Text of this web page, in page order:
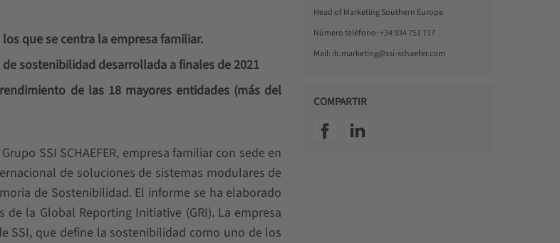
que se centra la empresa familiar.
sostenibilidad desarrollada a finales de 2021
de las 18 mayores entidades (más del
SSI SCHAEFER, empresa familiar con sede en
de soluciones de sistemas modulares de
de Sostenibilidad. El informe se ha elaborado
la Global Reporting Initiative (GRI). La empresa
SSI, que define la sostenibilidad como uno de los
Head of Marketing Southern Europe
Número teléfono: +34 934 751 717
Mail: ib.marketing@ssi-schaefer.com
COMPARTIR
SSI facebookSSI linkedin